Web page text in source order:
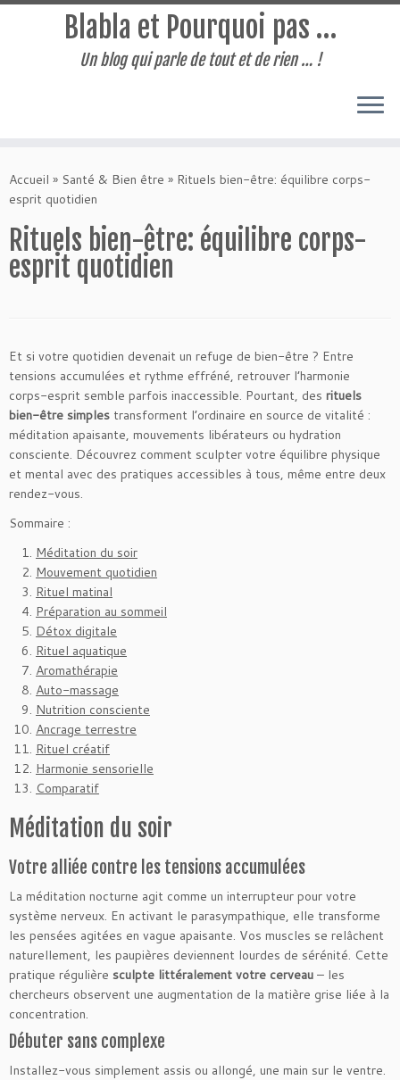
au
contenu
Blabla et Pourquoi pas …
Un blog qui parle de tout et de rien … !
Accueil » Santé & Bien être » Rituels bien-être: équilibre corps-
esprit quotidien
Rituels bien-être: équilibre corps-
esprit quotidien
Et si votre quotidien devenait un refuge de bien-être ? Entre
tensions accumulées et rythme effréné, retrouver l’harmonie
corps-esprit semble parfois inaccessible. Pourtant, des rituels
bien-être simples transforment l’ordinaire en source de vitalité :
méditation apaisante, mouvements libérateurs ou hydration
consciente. Découvrez comment sculpter votre équilibre physique
et mental avec des pratiques accessibles à tous, même entre deux
rendez-vous.
Sommaire :
Méditation du soir
Mouvement quotidien
Rituel matinal
Préparation au sommeil
Détox digitale
Rituel aquatique
Aromathérapie
Auto-massage
Nutrition consciente
Ancrage terrestre
Rituel créatif
Harmonie sensorielle
Comparatif
Méditation du soir
Votre alliée contre les tensions accumulées
La méditation nocturne agit comme un interrupteur pour votre
système nerveux. En activant le parasympathique, elle transforme
les pensées agitées en vague apaisante. Vos muscles se relâchent
naturellement, les paupières deviennent lourdes de sérénité. Cette
pratique régulière sculpte littéralement votre cerveau – les
chercheurs observent une augmentation de la matière grise liée à la
concentration.
Débuter sans complexe
Installez-vous simplement assis ou allongé, une main sur le ventre.